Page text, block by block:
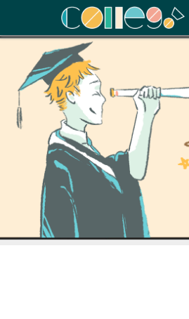
ColleGo! 大學選才與高中